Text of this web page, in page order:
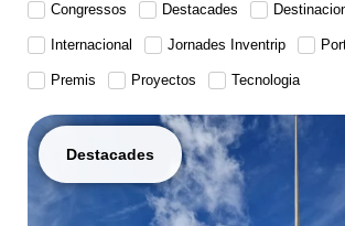
Congressos Destacades
Internacional Jornades Inventrip
Premis Proyectos Tecnologia
Destacades